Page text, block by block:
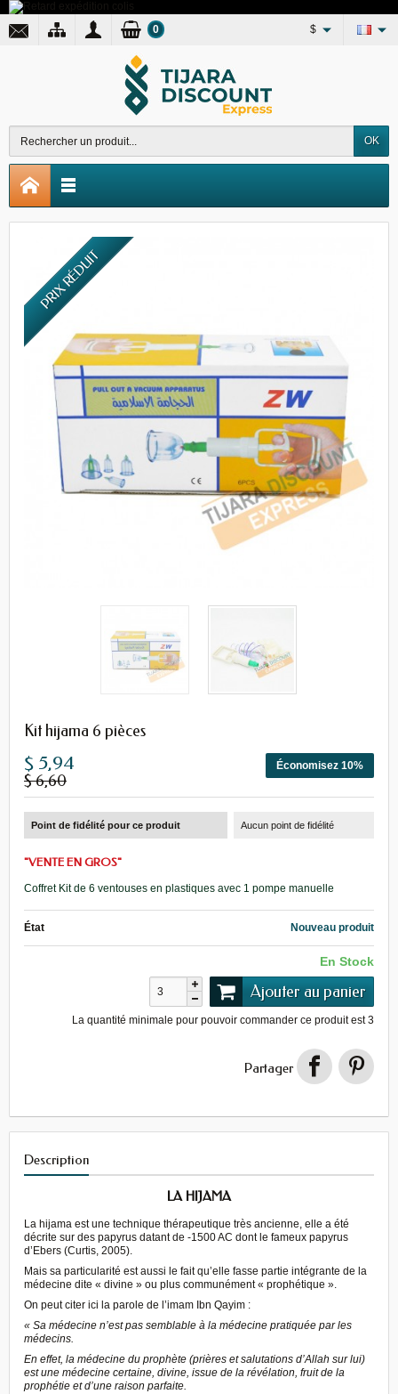
$
OK
0
PRIX RÉDUIT
Kit hijama 6 pièces
Économisez 10%
$ 5,94
$ 6,60
Point de fidélité pour ce produit Aucun point de fidélité
"VENTE EN GROS"
Coffret Kit de 6 ventouses en plastiques avec 1 pompe manuelle
État Nouveau produit
En Stock
Ajouter au panier
La quantité minimale pour pouvoir commander ce produit est3
Partager
Description
LA HIJAMA
La hijama est une technique thérapeutique très ancienne, elle a été
décrite sur des papyrus datant de -1500 AC dont le fameux papyrus
d’Ebers (Curtis, 2005).
Mais sa particularité est aussi le fait qu’elle fasse partie intégrante de la
médecine dite « divine » ou plus communément « prophétique ».
On peut citer ici la parole de l’imam Ibn Qayim :
« Sa médecine n’est pas semblable à la médecine pratiquée par les
médecins.
En effet, la médecine du prophète (prières et salutations d’Allah sur lui)
est une médecine certaine, divine, issue de la révélation, fruit de la
prophétie et d’une raison parfaite.